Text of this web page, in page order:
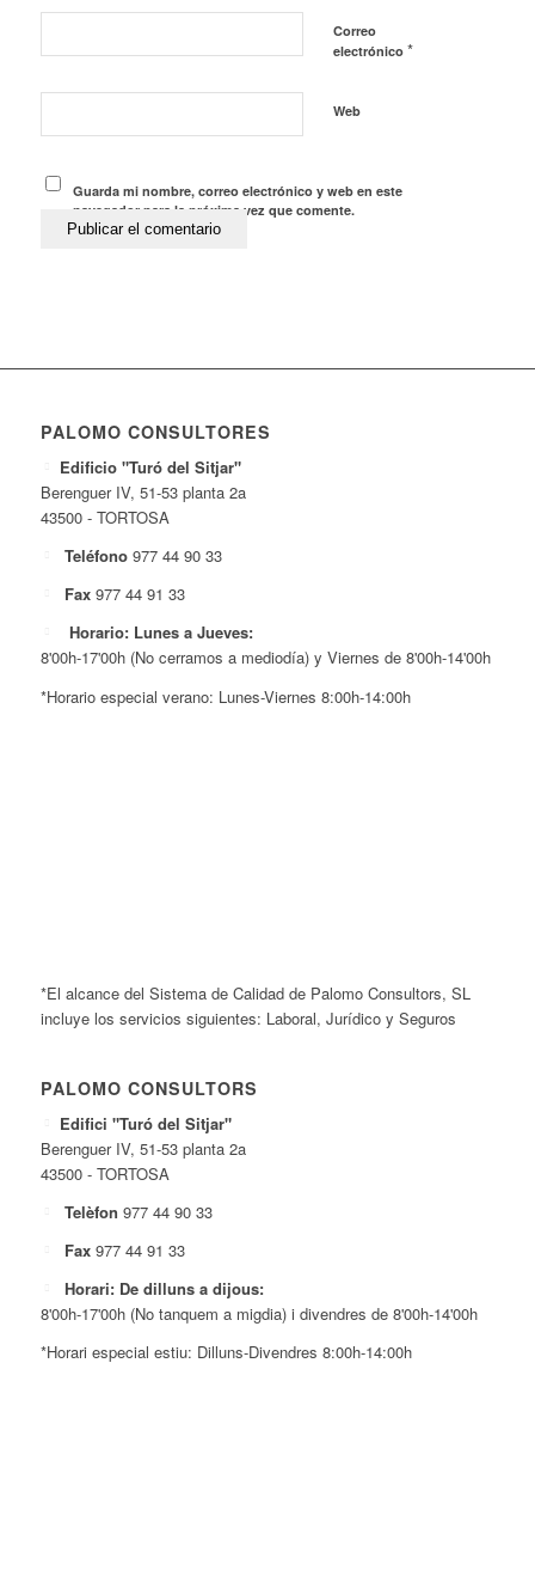
Correo
electrónico *
Web
Guarda mi nombre, correo electrónico y web en este
navegador para la próxima vez que comente.
PALOMO CONSULTORES
Edificio "Turó del Sitjar"
Berenguer IV, 51-53 planta 2a
43500 - TORTOSA
Teléfono 977 44 90 33
Fax 977 44 91 33
Horario: Lunes a Jueves:
8'00h-17'00h (No cerramos a mediodía) y Viernes de 8'00h-14'00h
*Horario especial verano: Lunes-Viernes 8:00h-14:00h
*El alcance del Sistema de Calidad de Palomo Consultors, SL
incluye los servicios siguientes: Laboral, Jurídico y Seguros
PALOMO CONSULTORS
Edifici "Turó del Sitjar"
Berenguer IV, 51-53 planta 2a
43500 - TORTOSA
Telèfon 977 44 90 33
Fax 977 44 91 33
Horari: De dilluns a dijous:
8'00h-17'00h (No tanquem a migdia) i divendres de 8'00h-14'00h
*Horari especial estiu: Dilluns-Divendres 8:00h-14:00h